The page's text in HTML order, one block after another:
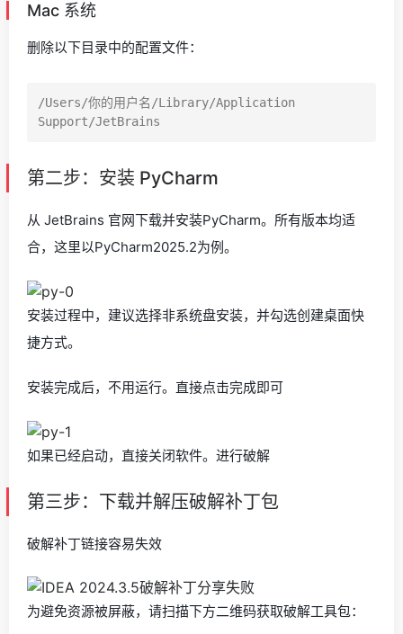
Mac 系统
删除以下目录中的配置文件：
/Users/你的用户名/Library/Application
第二步：安装 PyCharm
从 JetBrains 官网下载并安装PyCharm。所有版本均适
合，这里以PyCharm2025.2为例。
安装过程中，建议选择非系统盘安装，并勾选创建桌面快
捷方式。
安装完成后，不用运行。直接点击完成即可
如果已经启动，直接关闭软件。进行破解
第三步：下载并解压破解补丁包
破解补丁链接容易失效
为避免资源被屏蔽，请扫描下方二维码获取破解工具包：